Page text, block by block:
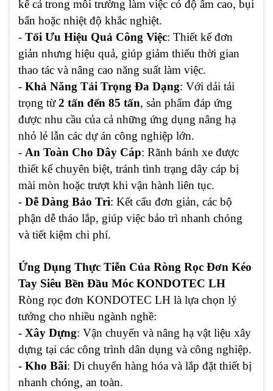
kể cả trong môi trường làm việc có độ ẩm cao, bụi
bẩn hoặc nhiệt độ khắc nghiệt.
- Tối Ưu Hiệu Quả Công Việc: Thiết kế đơn
giản nhưng hiệu quả, giúp giảm thiểu thời gian
thao tác và nâng cao năng suất làm việc.
- Khả Năng Tải Trọng Đa Dạng: Với dải tải
trọng từ2 tấn đến 85 tấn, sản phẩm đáp ứng
được nhu cầu của cả những ứng dụng nâng hạ
nhỏ lẻ lẫn các dự án công nghiệp lớn.
- An Toàn Cho Dây Cáp: Rãnh bánh xe được
thiết kế chuyên biệt, tránh tình trạng dây cáp bị
mài mòn hoặc trượt khi vận hành liên tục.
- Dễ Dàng Bảo Trì: Kết cấu đơn giản, các bộ
phận dễ tháo lắp, giúp việc bảo trì nhanh chóng
và tiết kiệm chi phí.
Ứng Dụng Thực Tiễn Của Ròng Rọc Đơn Kéo
Tay Siêu Bền Đầu Móc KONDOTEC LH
Ròng rọc đơn KONDOTEC LH là lựa chọn lý
tưởng cho nhiều ngành nghề:
- Xây Dựng: Vận chuyển và nâng hạ vật liệu xây
dựng tại các công trình dân dụng và công nghiệp.
- Kho Bãi: Di chuyển hàng hóa và lắp đặt thiết bị
nhanh chóng, an toàn.